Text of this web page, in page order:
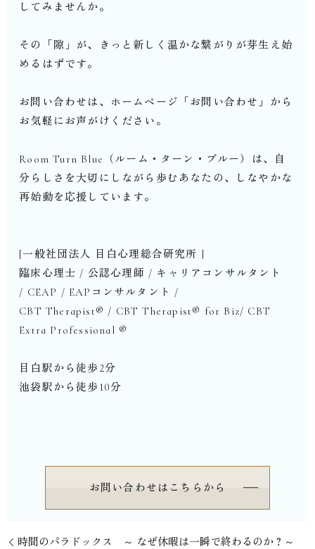
してみませんか。
その「隙」が、きっと新しく温かな繋がりが芽生え始
めるはずです。
お問い合わせは、ホームページ「お問い合わせ」から
お気軽にお声がけください。
Room Turn Blue（ルーム・ターン・ブルー）は、自
分らしさを大切にしながら歩むあなたの、しなやかな
再始動を応援しています。⁡
[一般社団法人 目白心理総合研究所 ]
臨床心理士 / 公認心理師 / キャリアコンサルタント
/ CEAP / EAPコンサルタント /
CBT Therapist®︎ / CBT Therapist®︎ for Biz/ CBT
Extra Professional ®︎
目白駅から徒歩2分
池袋駅から徒歩10分
お問い合わせはこちらから
時間のパラドックス ～ なぜ休暇は一瞬で終わるのか？～